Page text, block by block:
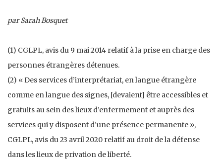
par Sarah Bosquet
(1) CGLPL, avis du 9 mai 2014 relatif à la prise en charge des
personnes étrangères détenues.
(2) « Des services d’interprétariat, en langue étrangère
comme en langue des signes, [devaient] être accessibles et
gratuits au sein des lieux d’enfermement et auprès des
services qui y disposent d’une présence permanente »,
CGLPL, avis du 23 avril 2020 relatif au droit de la défense
dans les lieux de privation de liberté.